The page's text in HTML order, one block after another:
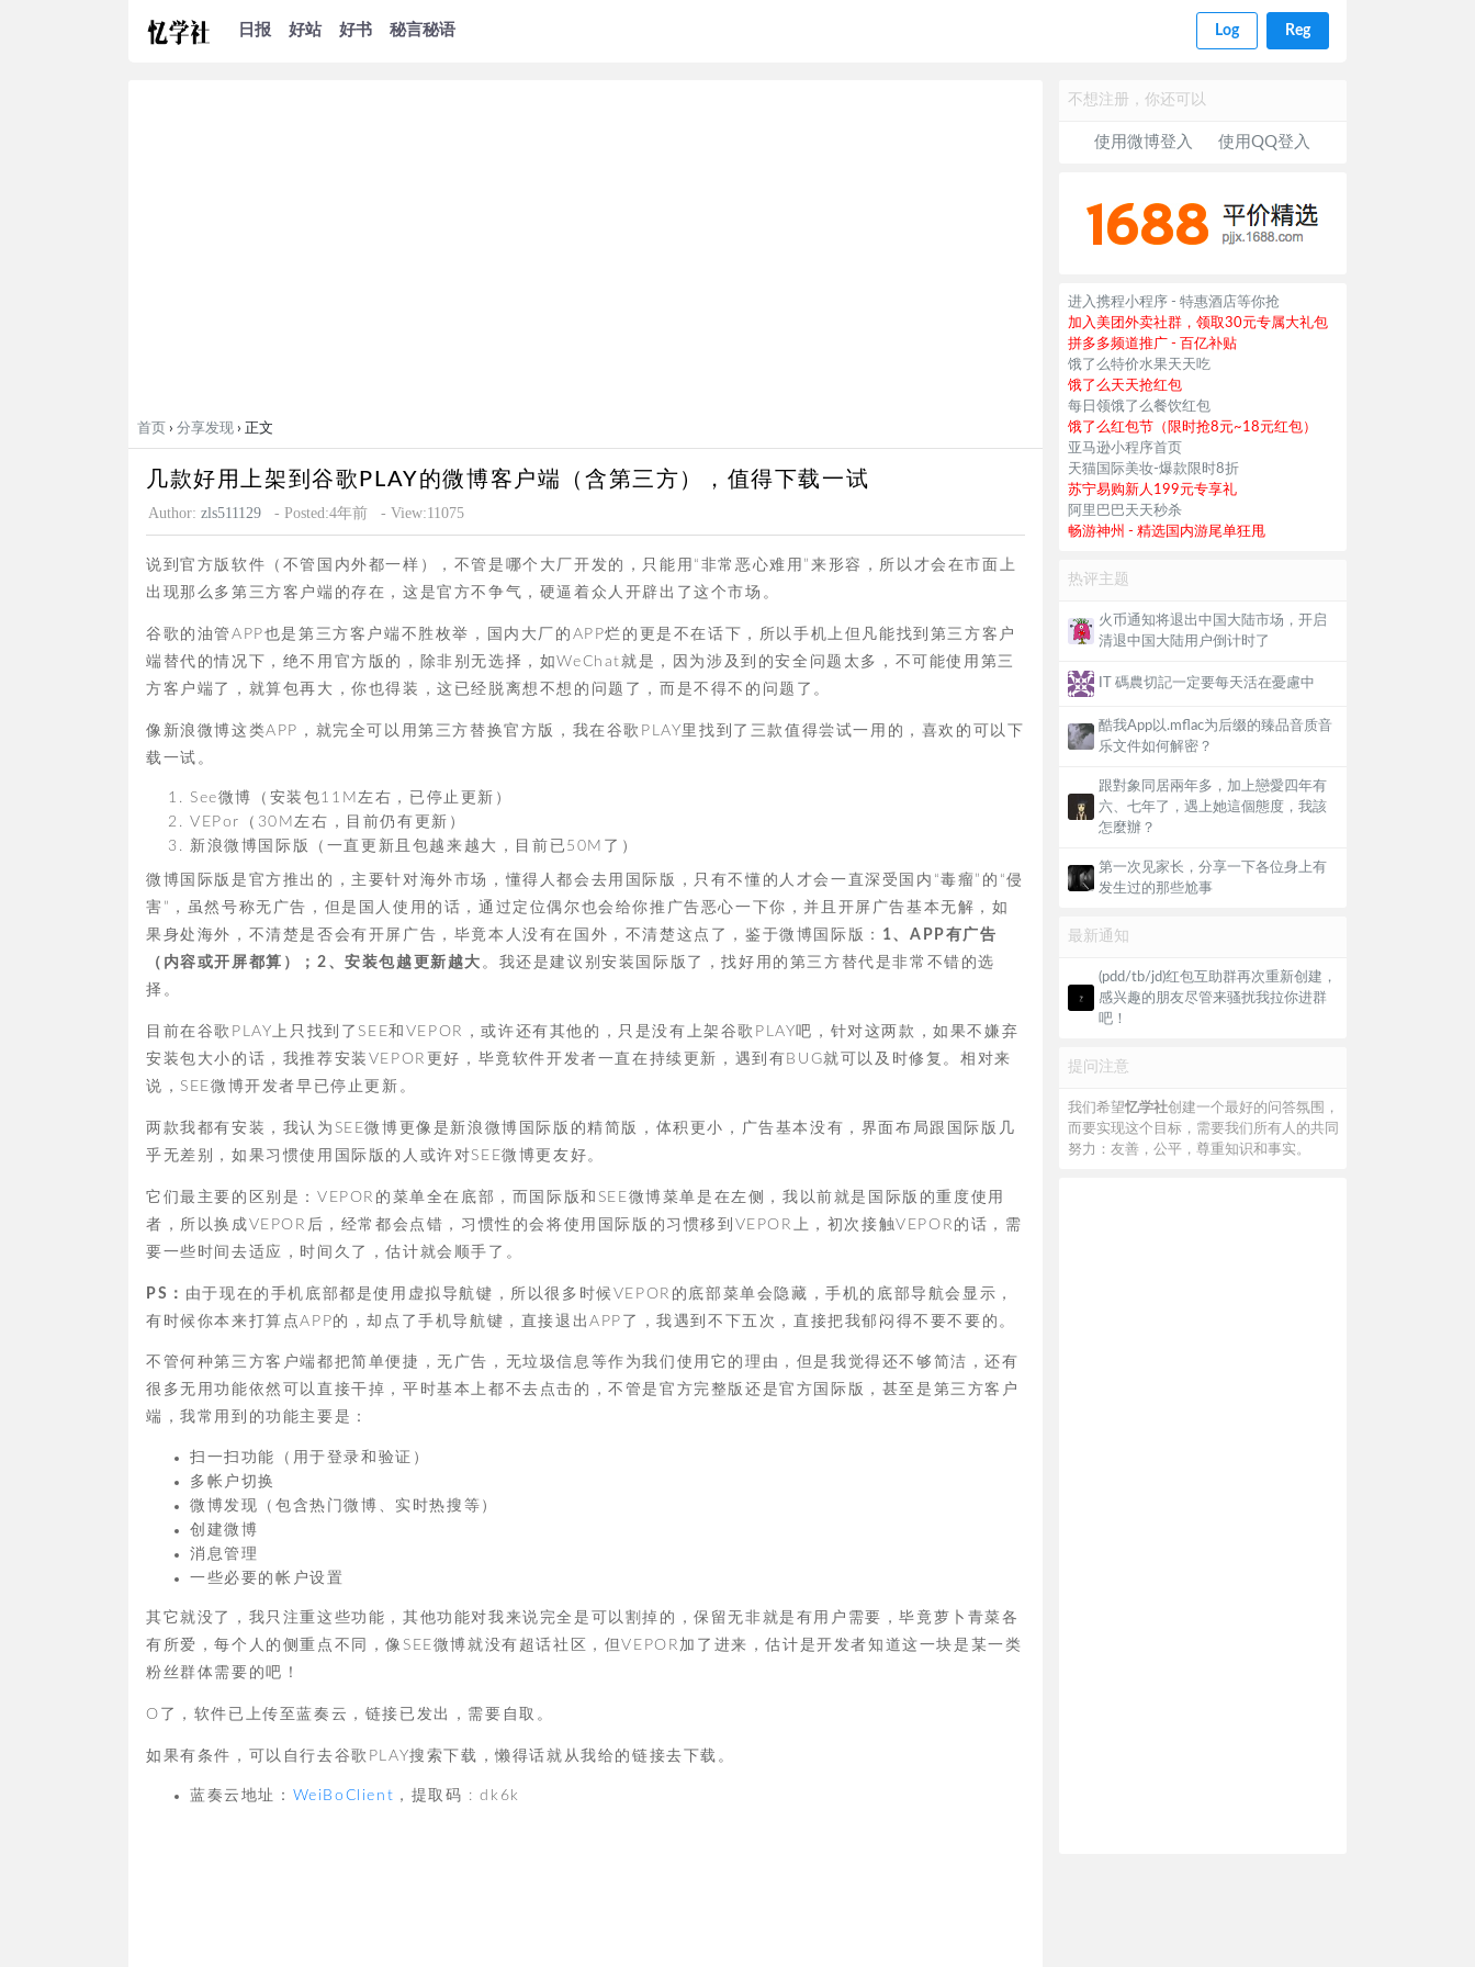
日报 好站 好书 秘言秘语 Log Reg
首页 › 分享发现 › 正文
几款好用上架到谷歌PLAY的微博客户端（含第三方），值得下载一试
Author: zls511129 - Posted:4年前 - View:11075
说到官方版软件（不管国内外都一样），不管是哪个大厂开发的，只能用“非常恶心难用”来形容，所以才会在市面上
出现那么多第三方客户端的存在，这是官方不争气，硬逼着众人开辟出了这个市场。
谷歌的油管APP也是第三方客户端不胜枚举，国内大厂的APP烂的更是不在话下，所以手机上但凡能找到第三方客户
端替代的情况下，绝不用官方版的，除非别无选择，如WeChat就是，因为涉及到的安全问题太多，不可能使用第三
方客户端了，就算包再大，你也得装，这已经脱离想不想的问题了，而是不得不的问题了。
像新浪微博这类APP，就完全可以用第三方替换官方版，我在谷歌PLAY里找到了三款值得尝试一用的，喜欢的可以下
载一试。
See微博（安装包11M左右，已停止更新）
VEPor（30M左右，目前仍有更新）
新浪微博国际版（一直更新且包越来越大，目前已50M了）
微博国际版是官方推出的，主要针对海外市场，懂得人都会去用国际版，只有不懂的人才会一直深受国内“毒瘤”的“侵
害”，虽然号称无广告，但是国人使用的话，通过定位偶尔也会给你推广告恶心一下你，并且开屏广告基本无解，如
果身处海外，不清楚是否会有开屏广告，毕竟本人没有在国外，不清楚这点了，鉴于微博国际版： 1、APP有广告
（内容或开屏都算）；2、安装包越更新越大 。我还是建议别安装国际版了，找好用的第三方替代是非常不错的选
择。
目前在谷歌PLAY上只找到了SEE和VEPOR，或许还有其他的，只是没有上架谷歌PLAY吧，针对这两款，如果不嫌弃
安装包大小的话，我推荐安装VEPOR更好，毕竟软件开发者一直在持续更新，遇到有BUG就可以及时修复。相对来
说，SEE微博开发者早已停止更新。
两款我都有安装，我认为SEE微博更像是新浪微博国际版的精简版，体积更小，广告基本没有，界面布局跟国际版几
乎无差别，如果习惯使用国际版的人或许对SEE微博更友好。
它们最主要的区别是：VEPOR的菜单全在底部，而国际版和SEE微博菜单是在左侧，我以前就是国际版的重度使用
者，所以换成VEPOR后，经常都会点错，习惯性的会将使用国际版的习惯移到VEPOR上，初次接触VEPOR的话，需
要一些时间去适应，时间久了，估计就会顺手了。
PS： 由于现在的手机底部都是使用虚拟导航键，所以很多时候VEPOR的底部菜单会隐藏，手机的底部导航会显示，
有时候你本来打算点APP的，却点了手机导航键，直接退出APP了，我遇到不下五次，直接把我郁闷得不要不要的。
不管何种第三方客户端都把简单便捷，无广告，无垃圾信息等作为我们使用它的理由，但是我觉得还不够简洁，还有
很多无用功能依然可以直接干掉，平时基本上都不去点击的，不管是官方完整版还是官方国际版，甚至是第三方客户
端，我常用到的功能主要是：
扫一扫功能（用于登录和验证）
多帐户切换
微博发现（包含热门微博、实时热搜等）
创建微博
消息管理
一些必要的帐户设置
其它就没了，我只注重这些功能，其他功能对我来说完全是可以割掉的，保留无非就是有用户需要，毕竟萝卜青菜各
有所爱，每个人的侧重点不同，像SEE微博就没有超话社区，但VEPOR加了进来，估计是开发者知道这一块是某一类
粉丝群体需要的吧！
O了，软件已上传至蓝奏云，链接已发出，需要自取。
如果有条件，可以自行去谷歌PLAY搜索下载，懒得话就从我给的链接去下载。
蓝奏云地址： WeiBoClient ，提取码 : dk6k
不想注册，你还可以
使用微博登入 使用QQ登入
进入携程小程序 - 特惠酒店等你抢
加入美团外卖社群，领取30元专属大礼包
拼多多频道推广 - 百亿补贴
饿了么特价水果天天吃
饿了么天天抢红包
每日领饿了么餐饮红包
饿了么红包节（限时抢8元~18元红包）
亚马逊小程序首页
天猫国际美妆-爆款限时8折
苏宁易购新人199元专享礼
阿里巴巴天天秒杀
畅游神州 - 精选国内游尾单狂甩
热评主题
火币通知将退出中国大陆市场，开启
清退中国大陆用户倒计时了
IT 碼農切記一定要每天活在憂慮中
酷我App以.mflac为后缀的臻品音质音
乐文件如何解密？
跟對象同居兩年多，加上戀愛四年有
六、七年了，遇上她這個態度，我該
怎麼辦？
第一次见家长，分享一下各位身上有
发生过的那些尬事
最新通知
(pdd/tb/jd)红包互助群再次重新创建，
感兴趣的朋友尽管来骚扰我拉你进群
吧！
提问注意
我们希望忆学社创建一个最好的问答氛围，
而要实现这个目标，需要我们所有人的共同
努力：友善，公平，尊重知识和事实。